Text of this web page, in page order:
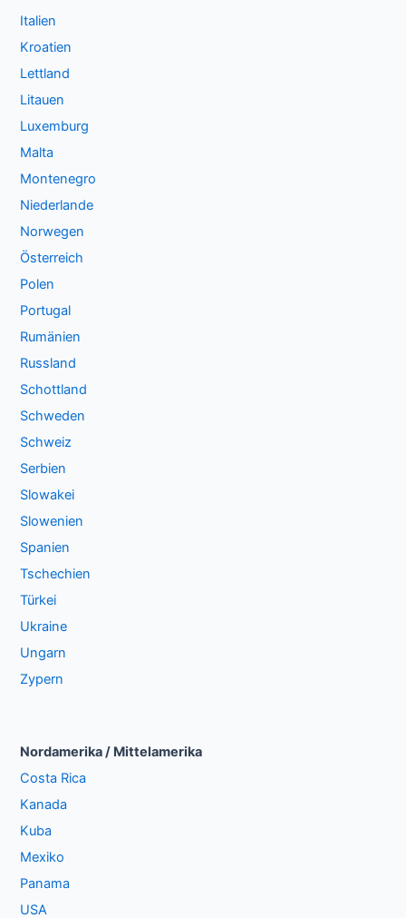
Italien
Kroatien
Lettland
Litauen
Luxemburg
Malta
Montenegro
Niederlande
Norwegen
Österreich
Polen
Portugal
Rumänien
Russland
Schottland
Schweden
Schweiz
Serbien
Slowakei
Slowenien
Spanien
Tschechien
Türkei
Ukraine
Ungarn
Zypern
Nordamerika / Mittelamerika
Costa Rica
Kanada
Kuba
Mexiko
Panama
USA